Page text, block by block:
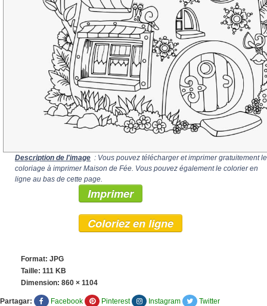
Description de l'image : Vous pouvez télécharger et imprimer gratuitement le
coloriage à imprimer Maison de Fée. Vous pouvez également le colorier en
ligne au bas de cette page.
Imprimer
Coloriez en ligne
Format: JPG
Taille: 111 KB
Dimension: 860 × 1104
Partagar: Facebook Pinterest Instagram Twitter